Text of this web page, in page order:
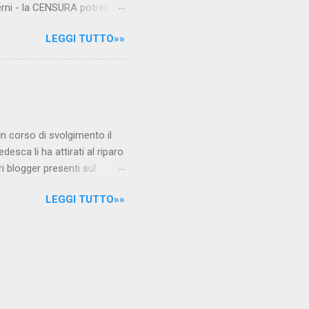
- la CENSURA potrebbe
al governo non c'è più
faccia su quelle misure
per le banche allo
mentre fa la spesa come
LEGGI TUTTO»»
corso di svolgimento il
li ha attirati al riparo
blogger presenti sul
durante l'ultimo
Per garantire la
LEGGI TUTTO»»